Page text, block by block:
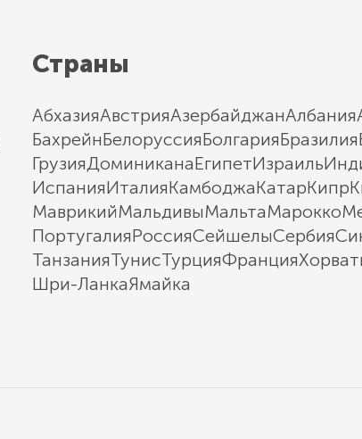
Страны
АбхазияАвстрияАзербайджанАлбания
БахрейнБелоруссияБолгарияБразилия
ГрузияДоминиканаЕгипетИзраиль
ИспанияИталияКамбоджаКатарКипр
МаврикийМальдивыМальтаМарокко
ПортугалияРоссияСейшелыСербия
ТанзанияТунисТурцияФранция
Шри-ЛанкаЯмайка